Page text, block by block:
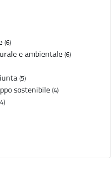
(6)
e ambientale (6)
(5)
sostenibile (4)